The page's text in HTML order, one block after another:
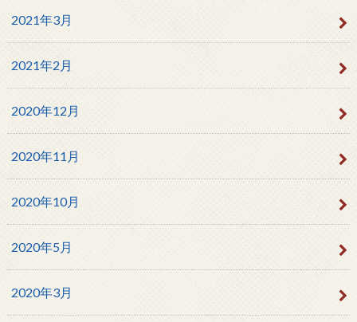
2021年3月
2021年2月
2020年12月
2020年11月
2020年10月
2020年5月
2020年3月